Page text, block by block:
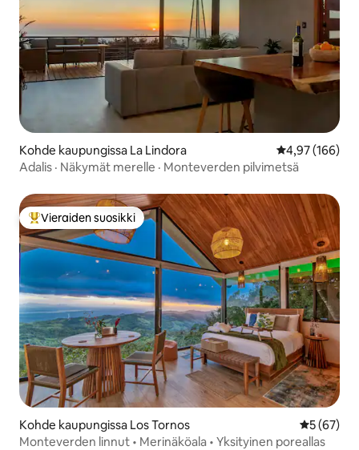
Kohde kaupungissa La Lindora
4,97 (166)
Adalis · Näkymät merelle · Monteverden pilvimetsä
Vieraiden suosikkien parhaimmistoa
Vieraiden suosikki
Kohde kaupungissa Los Tornos
5 (67)
Monteverden linnut • Merinäköala • Yksityinen poreallas